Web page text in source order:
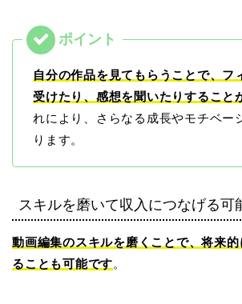
自分の作品を見てもらうことで、フ
受けたり、感想を聞いたりすること
れにより、さらなる成長やモチベー
ります。
スキルを磨いて収入につなげる可
動画編集のスキルを磨くことで、将来
ることも可能です。